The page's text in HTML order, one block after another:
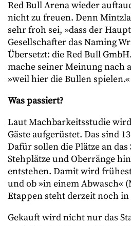
Red Bull Arena wieder
nicht zu freuen. Denn
sehr froh sei, »dass der
Gesellschafter das Naming
Übersetzt: die Red Bull
mache seiner Meinung nach
»weil hier die Bullen spielen.«
Was passiert?
Laut Machbarkeitsstudie
Gäste aufgerüstet. Das sind
Dafür sollen die Plätze an
Stehplätze und Oberränge
entstehen. Damit wird
und ob »in einem Abwasch«
Etappen steht derzeit noch in
Gekauft wird nicht nur das